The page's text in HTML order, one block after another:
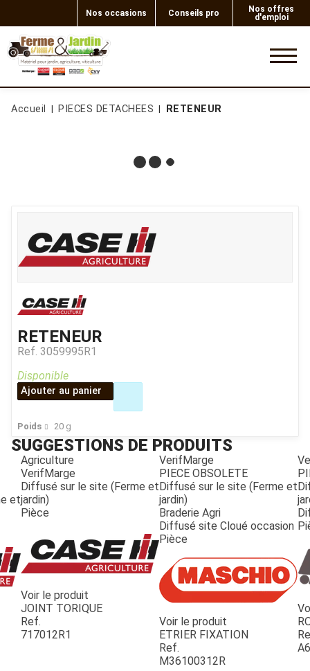
Nos occasions Conseils pro
Nos offres
d'emploi
JOUET
ESPACES VERTS
Accueil PIECES DETACHEES RETENEUR
RETENEUR
Ref. 3059995R1
Poids 20 g
Disponible
Ajouter au panier
SUGGESTIONS DE PRODUITS
et
Agriculture
VerifMarge
Diffusé sur le site (Ferme et
jardin)
Pièce
Voir le produit
JOINT TORIQUE
Ref.
717012R1
VerifMarge
PIECE OBSOLETE
Diffusé sur le site (Ferme et
jardin)
Braderie Agri
Diffusé site Cloué occasion
Pièce
Voir le produit
ETRIER FIXATION
Ref.
M36100312R